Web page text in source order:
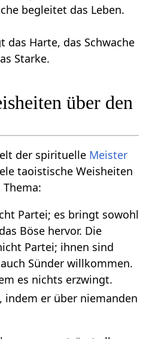
begleitet das Leben.
das Harte, das Schwache
Starke.
über den
der spirituelle Meister
taoistische Weisheiten
Partei; es bringt sowohl
Böse hervor. Die
Partei; ihnen sind
Sünder willkommen.
es nichts erzwingt.
indem er über niemanden